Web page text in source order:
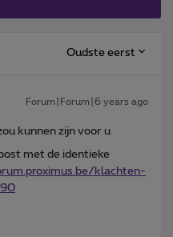
Oudste eerst
Forum|Forum|6 years ago
kunnen zijn voor u
met de identieke
klachten-